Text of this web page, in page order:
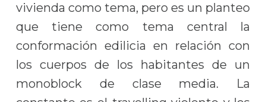
vivienda como tema, pero es un planteo
que tiene como tema central la
conformación edilicia en relación con
los cuerpos de los habitantes de un
monoblock de clase media. La